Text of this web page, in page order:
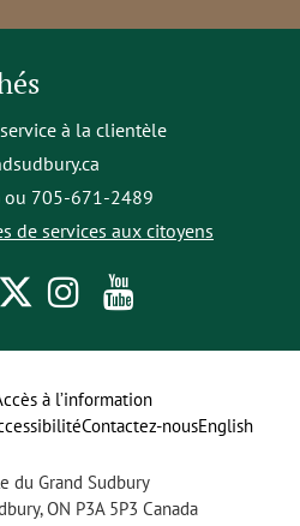
à la clientèle
ou 705-671-2489
de services aux citoyens
opensFollow
us
on
Follow
us
on
Instagram
to
our
YouTube
channel
du Grand Sudbury
ON P3A 5P3 Canada
à l’information
Contactez-nousEnglish